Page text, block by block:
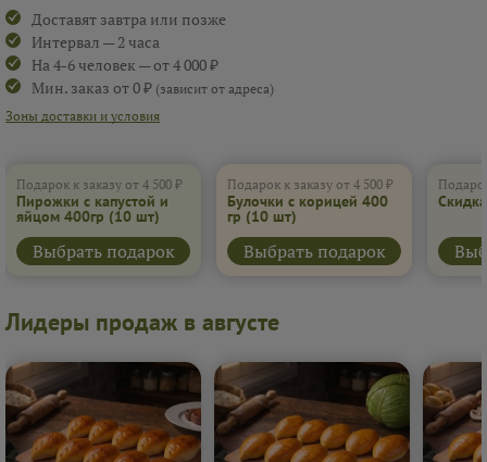
Доставят завтра или позже
Интервал — 2 часа
На 4-6 человек — от 4 000 ₽
Мин. заказ от 0 ₽ (зависит от адреса)
Зоны доставки и условия
Подарок к заказу от 4 500 ₽
Пирожки с капустой и
яйцом 400гр (10 шт)
Выбрать подарок
Подарок к заказу от 4 500 ₽
Булочки с корицей 400
гр (10 шт)
Выбрать подарок
Лидеры продаж в августе